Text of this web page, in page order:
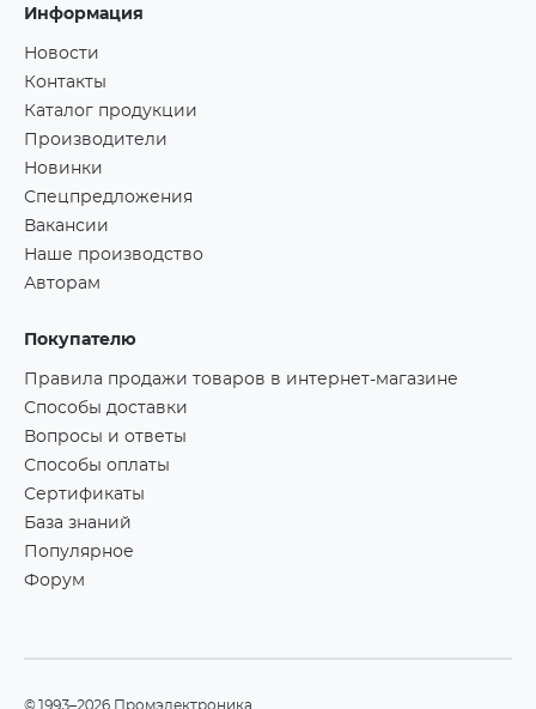
Информация
Новости
Контакты
Каталог продукции
Производители
Новинки
Спецпредложения
Вакансии
Наше производство
Авторам
Покупателю
Правила продажи товаров в интернет-магазине
Способы доставки
Вопросы и ответы
Способы оплаты
Сертификаты
База знаний
Популярное
Форум
©1993–2026 Промэлектроника